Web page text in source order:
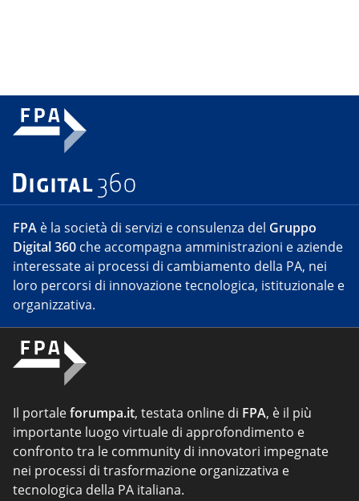
FPA è la società di servizi e consulenza del Gruppo
Digital 360 che accompagna amministrazioni e aziende
interessate ai processi di cambiamento della PA, nei
loro percorsi di innovazione tecnologica, istituzionale e
organizzativa.
Il portaleforumpa.it, testata online di FPA, è il più
importante luogo virtuale di approfondimento e
confronto tra le community di innovatori impegnate
nei processi di trasformazione organizzativa e
tecnologica della PA italiana.